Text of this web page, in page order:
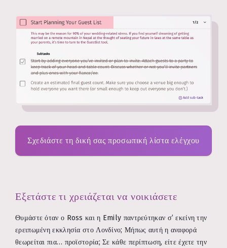
Σχεδιάστε τη δική σας προσωπική λίστα ελέγχου
Εξετάστε τι χρειάζεται να νοικιάσετε
Θυμάστε όταν ο Ross και η Emily παντρεύτηκαν σ’ εκείνη την
ερειπωμένη εκκλησία στο Λονδίνο; Μήπως αυτή η αναφορά
θεωρείται πια… προϊστορία; Σε κάθε περίπτωση, είτε έχετε την